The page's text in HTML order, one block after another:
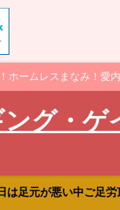
ームレスまなみ！愛
グ・ゲ
足元が悪い中ご足労